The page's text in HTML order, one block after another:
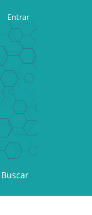
Buscar
Entrar